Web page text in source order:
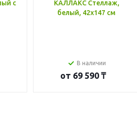
с
КАЛЛАКС Стеллаж,
белый, 42x147 см
В наличии
от 69 590 ₸